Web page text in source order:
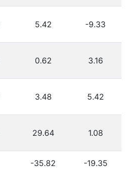
5.42 -9.33
0.62 3.16
3.48 5.42
29.64 1.08
-35.82 -19.35